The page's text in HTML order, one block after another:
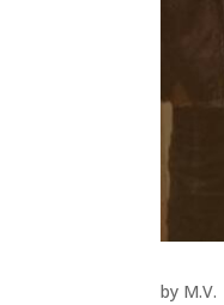
by M.V.